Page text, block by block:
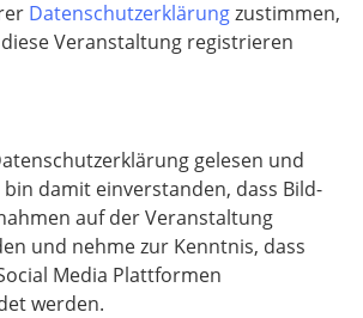
f
e
Datenschutzerklärungzustimmen,
Veranstaltung registrieren
gelesen und
damit einverstanden, dass Bild-
auf der Veranstaltung
und nehme zur Kenntnis, dass
Media Plattformen
werden.